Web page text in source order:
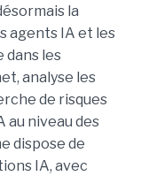
la
agents IA et les
dans les
analyse les
de risques
au niveau des
dispose de
IA, avec